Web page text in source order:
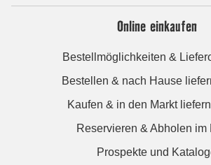
Online einkaufen
Bestellmöglichkeiten &
Bestellen & nach Hause
Kaufen & in den Markt
Reservieren & Abholen im
Prospekte und